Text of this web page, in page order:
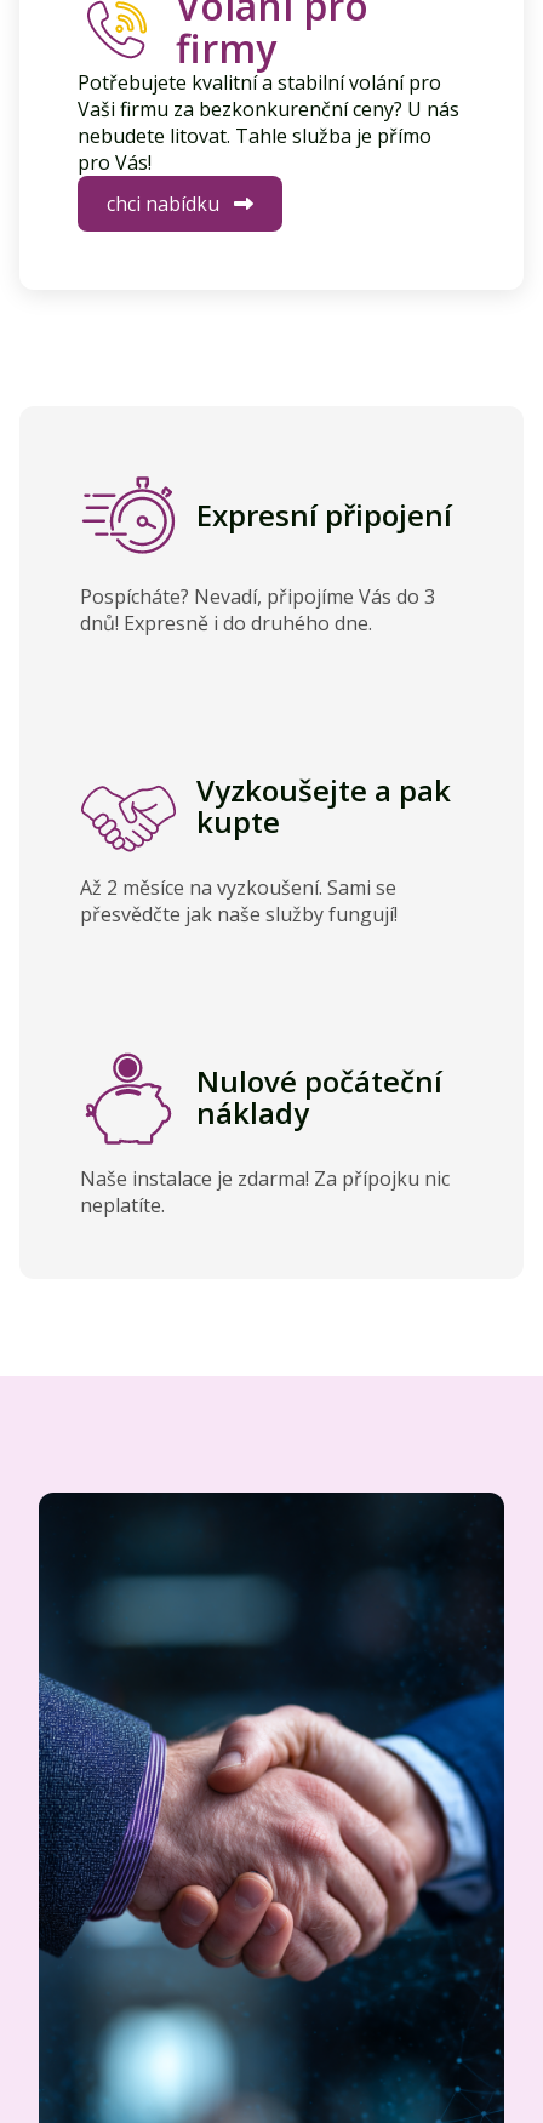
firmy
Potřebujete kvalitní a stabilní volání pro
Vaši firmu za bezkonkurenční ceny? U nás
nebudete litovat. Tahle služba je přímo
pro Vás!
chci nabídku
Expresní připojení
Pospícháte? Nevadí, připojíme Vás do 3
dnů! Expresně i do druhého dne.
Vyzkoušejte a pak
kupte
Až 2 měsíce na vyzkoušení. Sami se
přesvědčte jak naše služby fungují!
Nulové počáteční
náklady
Naše instalace je zdarma! Za přípojku nic
neplatíte.